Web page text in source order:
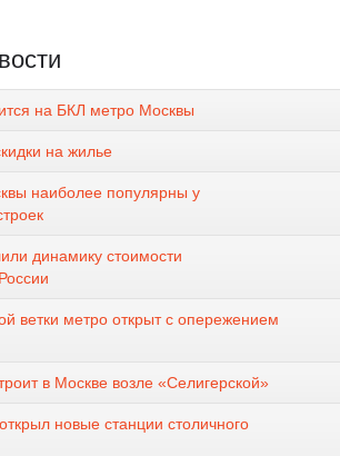
на БКЛ метро Москвы
на жилье
наиболее популярны у
динамику стоимости
ветки метро открыт с опережением
в Москве возле «Селигерской»
новые станции столичного